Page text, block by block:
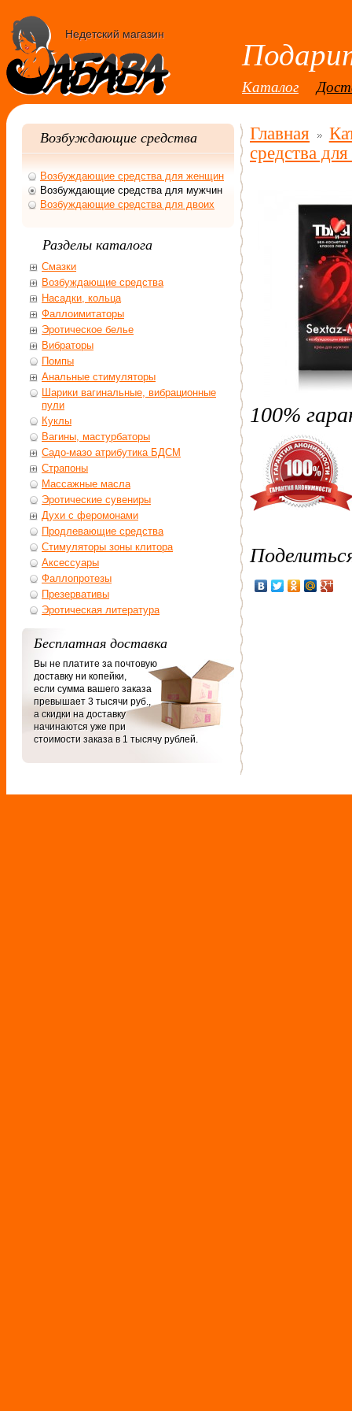
Недетский магазин
Каталог
Главная
средства
100%
Возбуждающие средства
Возбуждающие средства для женщин
Возбуждающие средства для мужчин
Возбуждающие средства для двоих
Разделы каталога
Смазки
Возбуждающие средства
Насадки, кольца
Фаллоимитаторы
Эротическое белье
Вибраторы
Помпы
Анальные стимуляторы
Шарики вагинальные, вибрационные
пули
Куклы
Вагины, мастурбаторы
Садо-мазо атрибутика БДСМ
Страпоны
Массажные масла
Эротические сувениры
Духи с феромонами
Продлевающие средства
Стимуляторы зоны клитора
Аксессуары
Фаллопротезы
Презервативы
Эротическая литература
Бесплатная доставка
Вы не платите за почтовую
доставку ни копейки,
если сумма вашего заказа
превышает 3 тысячи руб.,
а скидки на доставку
начинаются уже при
стоимости заказа в 1 тысячу рублей.